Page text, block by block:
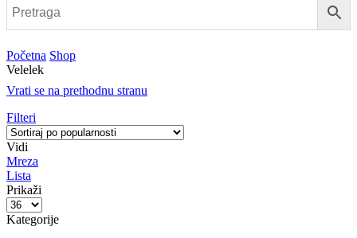
Početna Shop
Velelek
Vrati se na prethodnu stranu
Filteri
Vidi
Mreza
Lista
Prikaži
Proizvodi
po
Kategorije